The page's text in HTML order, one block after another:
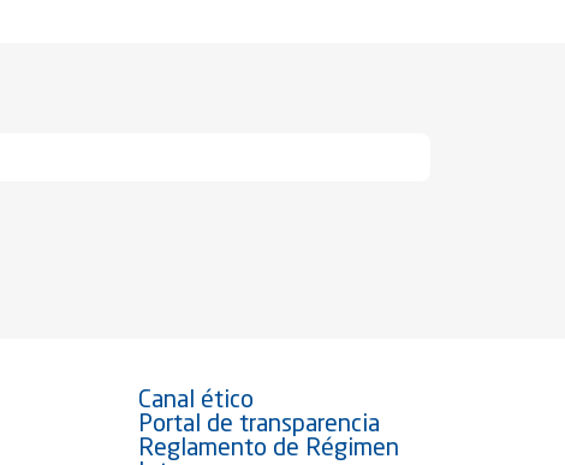
Canal ético
Portal de transparencia
Reglamento de Régimen